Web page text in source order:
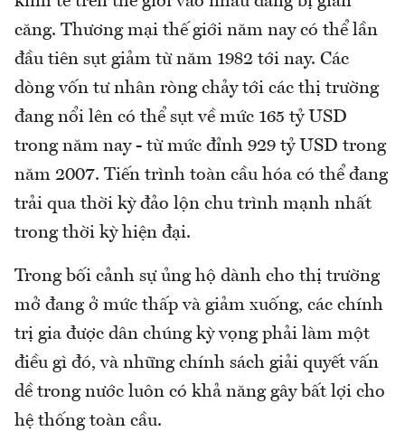
căng. Thương mại thế giới năm nay có thể lần
đầu tiên sụt giảm từ năm 1982 tới nay. Các
dòng vốn tư nhân ròng chảy tới các thị trường
đang nổi lên có thể sụt về mức 165 tỷ USD
trong năm nay - từ mức đỉnh 929 tỷ USD trong
năm 2007. Tiến trình toàn cầu hóa có thể đang
trải qua thời kỳ đảo lộn chu trình mạnh nhất
trong thời kỳ hiện đại.
Trong bối cảnh sự ủng hộ dành cho thị trường
mở đang ở mức thấp và giảm xuống, các chính
trị gia được dân chúng kỳ vọng phải làm một
điều gì đó, và những chính sách giải quyết vấn
dề trong nước luôn có khả năng gây bất lợi cho
hệ thống toàn cầu.